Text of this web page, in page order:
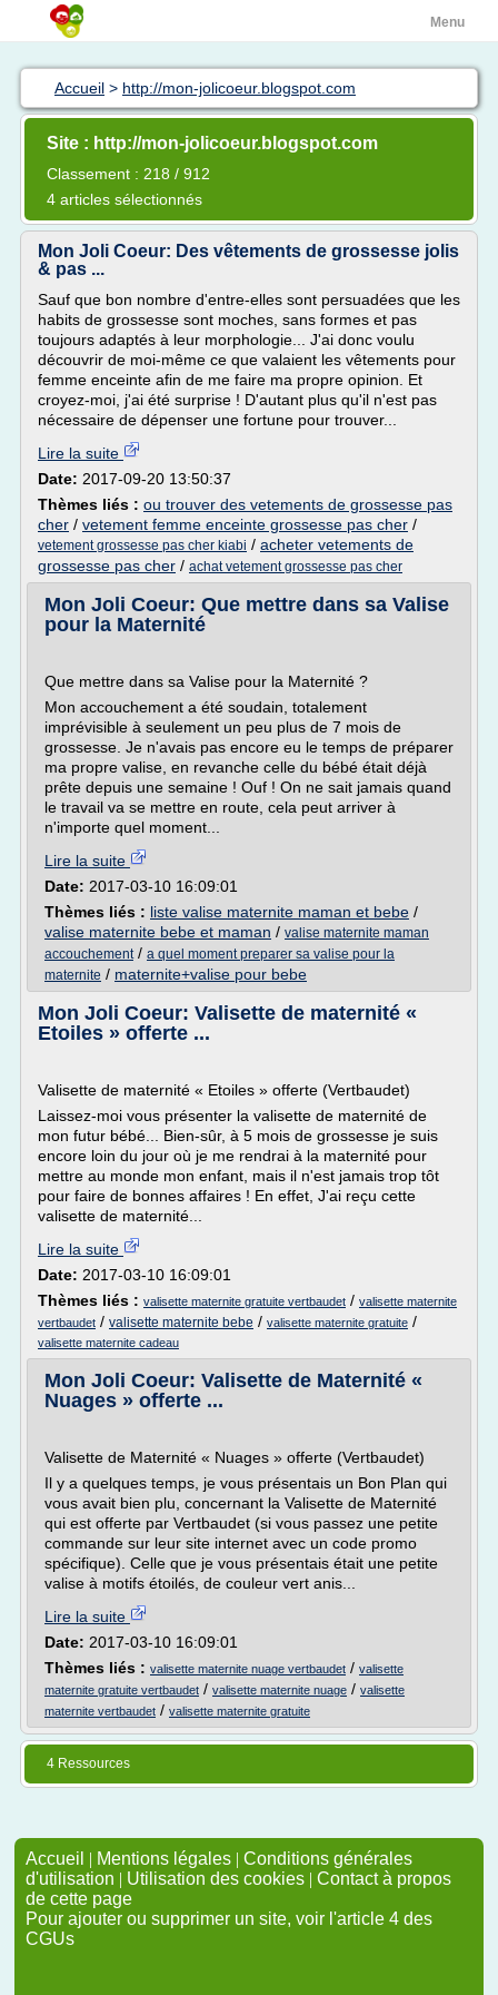
Menu
Accueil > http://mon-jolicoeur.blogspot.com
Site : http://mon-jolicoeur.blogspot.com
Classement : 218 / 912
4 articles sélectionnés
Mon Joli Coeur: Des vêtements de grossesse jolis
& pas ...
Sauf que bon nombre d'entre-elles sont persuadées que les
habits de grossesse sont moches, sans formes et pas
toujours adaptés à leur morphologie... J'ai donc voulu
découvrir de moi-même ce que valaient les vêtements pour
femme enceinte afin de me faire ma propre opinion. Et
croyez-moi, j'ai été surprise ! D'autant plus qu'il n'est pas
nécessaire de dépenser une fortune pour trouver...
Lire la suite
Date: 2017-09-20 13:50:37
Thèmes liés : ou trouver des vetements de grossesse pas
cher / vetement femme enceinte grossesse pas cher /
vetement grossesse pas cher kiabi / acheter vetements de
grossesse pas cher / achat vetement grossesse pas cher
Mon Joli Coeur: Que mettre dans sa Valise
pour la Maternité
Que mettre dans sa Valise pour la Maternité ?
Mon accouchement a été soudain, totalement
imprévisible à seulement un peu plus de 7 mois de
grossesse. Je n'avais pas encore eu le temps de préparer
ma propre valise, en revanche celle du bébé était déjà
prête depuis une semaine ! Ouf ! On ne sait jamais quand
le travail va se mettre en route, cela peut arriver à
n'importe quel moment...
Lire la suite
Date: 2017-03-10 16:09:01
Thèmes liés : liste valise maternite maman et bebe /
valise maternite bebe et maman / valise maternite maman
accouchement/ a quel moment preparer sa valise pour la
maternite / maternite+valise pour bebe
Mon Joli Coeur: Valisette de maternité «
Etoiles » offerte ...
Valisette de maternité « Etoiles » offerte (Vertbaudet)
Laissez-moi vous présenter la valisette de maternité de
mon futur bébé... Bien-sûr, à 5 mois de grossesse je suis
encore loin du jour où je me rendrai à la maternité pour
mettre au monde mon enfant, mais il n'est jamais trop tôt
pour faire de bonnes affaires ! En effet, J'ai reçu cette
valisette de maternité...
Lire la suite
Date: 2017-03-10 16:09:01
Thèmes liés : valisette maternite gratuite vertbaudet / valisette maternite
vertbaudet / valisette maternite bebe / valisette maternite gratuite /
valisette maternite cadeau
Mon Joli Coeur: Valisette de Maternité «
Nuages » offerte ...
Valisette de Maternité « Nuages » offerte (Vertbaudet)
Il y a quelques temps, je vous présentais un Bon Plan qui
vous avait bien plu, concernant la Valisette de Maternité
qui est offerte par Vertbaudet (si vous passez une petite
commande sur leur site internet avec un code promo
spécifique). Celle que je vous présentais était une petite
valise à motifs étoilés, de couleur vert anis...
Lire la suite
Date: 2017-03-10 16:09:01
Thèmes liés : valisette maternite nuage vertbaudet / valisette
maternite gratuite vertbaudet / valisette maternite nuage / valisette
maternite vertbaudet / valisette maternite gratuite
4 Ressources
Accueil | Mentions légales | Conditions générales
d'utilisation | Utilisation des cookies | Contact à propos
de cette page
Pour ajouter ou supprimer un site, voir l'article 4 des
CGUs